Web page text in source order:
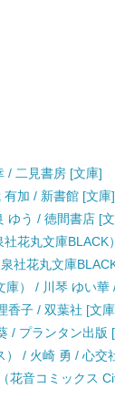
/ 二見書房 [文庫]
加 / 新書館 [文庫]
ゆう / 徳間書店 [
花丸文庫BLACK
社花丸文庫
） / 川琴 ゆい華
香子 / 双葉社 [文
/ プランタン出版
） / 火崎 勇 / 心交
花音コミックス